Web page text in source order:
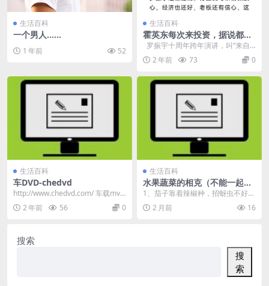
生活百科
一个男人……
1 年前 52
生活百科
霍英东每次来投资，据说都要
看看画在不在，还在就放
心……
罗振宇十周年跨年演讲，叫“来自
未来的好消息”。 在台上，他努力说
了...2 年前 73 0
生活百科
车DVD-chedvd
http://www.chedvd.com/ 车载mv
打包下载,高清MP4_AV...
2 年前 56 0
生活百科
水果蔬菜的相克（不能一起做
邻居的蔬菜）
1、茄子靠着辣椒种，招蚜虫不好弄
2、黄瓜靠着辣椒种，交叉感染难防
治 3、生菜靠...
2 月前 16
搜索
搜
索